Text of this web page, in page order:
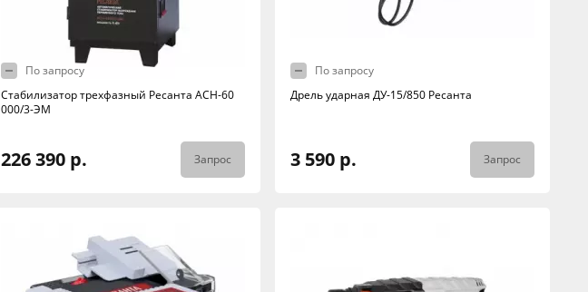
По запросу
Стабилизатор трехфазный Ресанта АСН-60
000/3-ЭМ
226 390 р. Запрос
По запросу
Дрель ударная ДУ-15/850 Ресанта
3 590 р. Запрос